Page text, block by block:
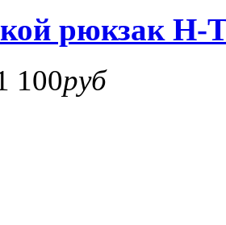
рюкзак H-
100руб